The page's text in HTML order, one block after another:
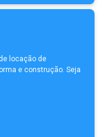
locação de
e construção. Seja